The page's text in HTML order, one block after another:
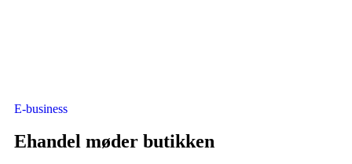
E-business
Ehandel møder butikken